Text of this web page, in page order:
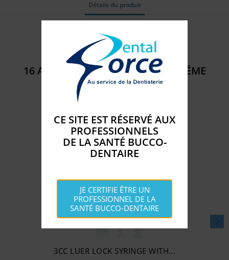
Détails du produit
Référence
16 AUTRES PRODUITS DANS LA MÊME
CATÉGORIE :
3CC LUER LOCK SYRINGE WITH...
CE SITE EST RÉSERVÉ AUX
PROFESSIONNELS
DE LA SANTÉ BUCCO-
DENTAIRE
JE CERTIFIE ÊTRE UN
PROFESSIONNEL DE LA
SANTÉ BUCCO-DENTAIRE